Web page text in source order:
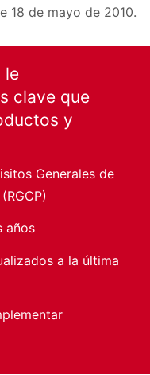
18 de mayo de 2010.
le
clave que
y
Generales de
años
a la última